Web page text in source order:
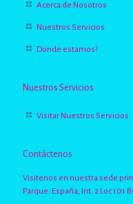
Acerca de Nosotros
Nuestros Servicios
Donde estamos?
Nuestros Servicios
Visitar Nuestros Servicios
Contáctenos
Visitenos en nuestra sede
Parque. España, Int. 2 Loc 101